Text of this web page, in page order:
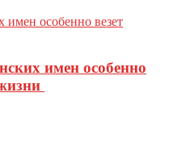
имен особенно